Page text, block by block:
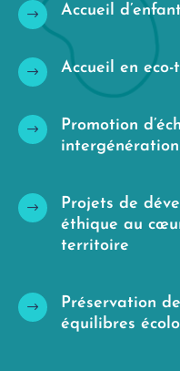
$ Accueil
$ Accueil en eco-
$
Promotion
$
Projets de
éthique au
territoire
$
Préservation
équilibres